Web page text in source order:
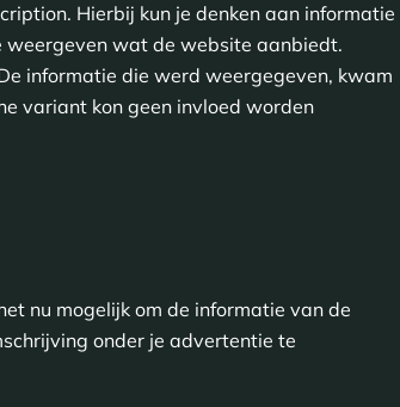
Hierbij kun je denken aan informatie
weergeven wat de website aanbiedt.
informatie die werd weergegeven, kwam
variant kon geen invloed worden
nu mogelijk om de informatie van de
onder je advertentie te